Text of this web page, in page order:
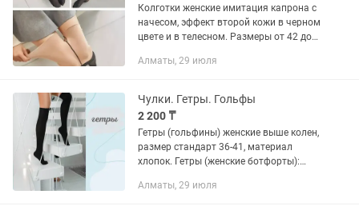
Колготки женские имитация капрона с
начесом, эффект второй кожи в черном
цвете и в телесном. Размеры от 42 до
капрона с начесом, колготки имитация
Алматы, 29 июля
Чулки. Гетры. Гольфы
2 200 ₸
Гетры (гольфины) женские выше колен,
размер стандарт 36-41, материал
хлопок. Гетры (женские ботфорты):
наличии также чулки черные, красные,
Алматы, 29 июля